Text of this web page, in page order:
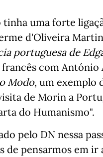
tinha uma forte
d'Oliveira
portuguesa de
com
Modo, um exemplo
de Morin a
do Humanismo".
pelo DN nessa
de pensarmos em